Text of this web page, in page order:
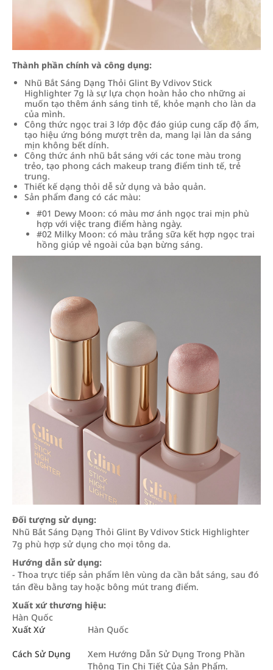
Thành phần chính và công dụng:
Nhũ Bắt Sáng Dạng Thỏi Glint By Vdivov Stick
Highlighter 7g là sự lựa chọn hoàn hảo cho những ai
muốn tạo thêm ánh sáng tinh tế, khỏe mạnh cho làn da
của mình.
Công thức ngọc trai 3 lớp độc đáo giúp cung cấp độ ẩm,
tạo hiệu ứng bóng mượt trên da, mang lại làn da sáng
mịn không bết dính.
Công thức ánh nhũ bắt sáng với các tone màu trong
trẻo, tạo phong cách makeup trang điểm tinh tế, trẻ
trung.
Thiết kế dạng thỏi dễ sử dụng và bảo quản.
Sản phẩm đang có các màu:
#01 Dewy Moon: có màu mơ ánh ngọc trai mịn phù
hợp với việc trang điểm hàng ngày.
#02 Milky Moon: có màu trắng sữa kết hợp ngọc trai
hồng giúp vẻ ngoài của bạn bừng sáng.
Đối tượng sử dụng:
Nhũ Bắt Sáng Dạng Thỏi Glint By Vdivov Stick Highlighter
7g phù hợp sử dụng cho mọi tông da.
Hướng dẫn sử dụng:
- Thoa trực tiếp sản phẩm lên vùng da cần bắt sáng, sau đó
tán đều bằng tay hoặc bông mút trang điểm.
Xuất xứ thương hiệu:
Hàn Quốc
Xuất Xứ
Hàn Quốc
Cách Sử Dụng
Xem Hướng Dẫn Sử Dụng Trong Phần
Thông Tin Chi Tiết Của Sản Phẩm.